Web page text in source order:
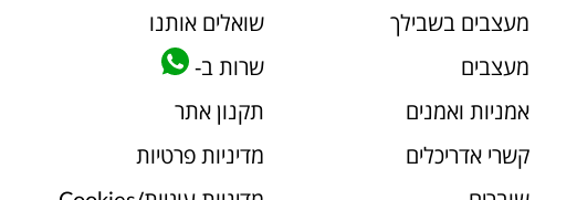
מעצבים בשבילך
מעצבים
אמניות ואמנים
קשרי אדריכלים
שואלים אותנו
שרות ב-
תקנון אתר
מדיניות פרטיות